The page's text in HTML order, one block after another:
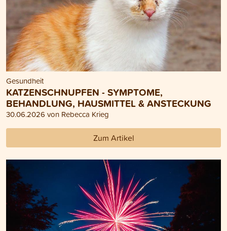
Gesundheit
KATZENSCHNUPFEN - SYMPTOME,
BEHANDLUNG, HAUSMITTEL & ANSTECKUNG
30.06.2026 von Rebecca Krieg
Zum Artikel